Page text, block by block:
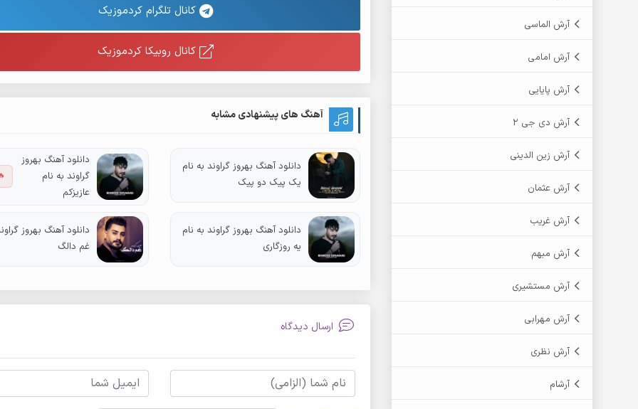
آرش الماسی
آرش امامی
آرش پایایی
آرش دی جی 2
آرش زین الدینی
آرش عثمان
آرش غریب
آرش مبهم
آرش مستشیری
آرش مهرابی
آرش نظری
آرشام
کانال تلگرام کردموزیک
کانال روبیکا کردموزیک
آهنگ های پیشنهادی مشابه
دانلود آهنگ بهروز گراوند به نام
یک پیک دو پیک
دانلود آهنگ بهروز
گراوند به نام
عازیزکم
دانلود آهنگ بهروز گراوند به نام
یه روزگاری
دانلود آهنگ بهروز
غم دالگ
ارسال دیدگاه